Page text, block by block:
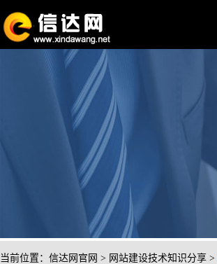
当前位置： 信达网官网 > 网站建设技术知识分享 >